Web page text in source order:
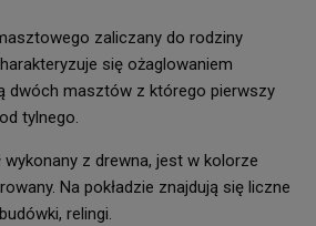
zaliczany do rodziny
się ożaglowaniem
dwóch masztów z którego pierwszy
tylnego.
wykonany z drewna, jest w kolorze
Na pokładzie znajdują się liczne
relingi.